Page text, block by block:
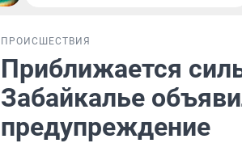
ПРОИСШЕСТВИЯ
Приближается
Забайкалье
предупреждение